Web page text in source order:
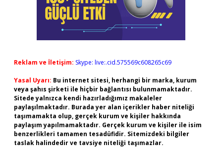
Reklam ve İletişim: Skype: live:.cid.575569c608265c69
Yasal Uyarı: Bu internet sitesi, herhangi bir marka, kurum
veya şahıs şirketi ile hiçbir bağlantısı bulunmamaktadır.
Sitede yalnızca kendi hazırladığımız makaleler
paylaşılmaktadır. Burada yer alan içerikler haber niteliği
taşımamakta olup, gerçek kurum ve kişiler hakkında
paylaşım yapılmamaktadır. Gerçek kurum ve kişiler ile isim
benzerlikleri tamamen tesadüfidir. Sitemizdeki bilgiler
taslak halindedir ve tavsiye niteliği taşımazlar.